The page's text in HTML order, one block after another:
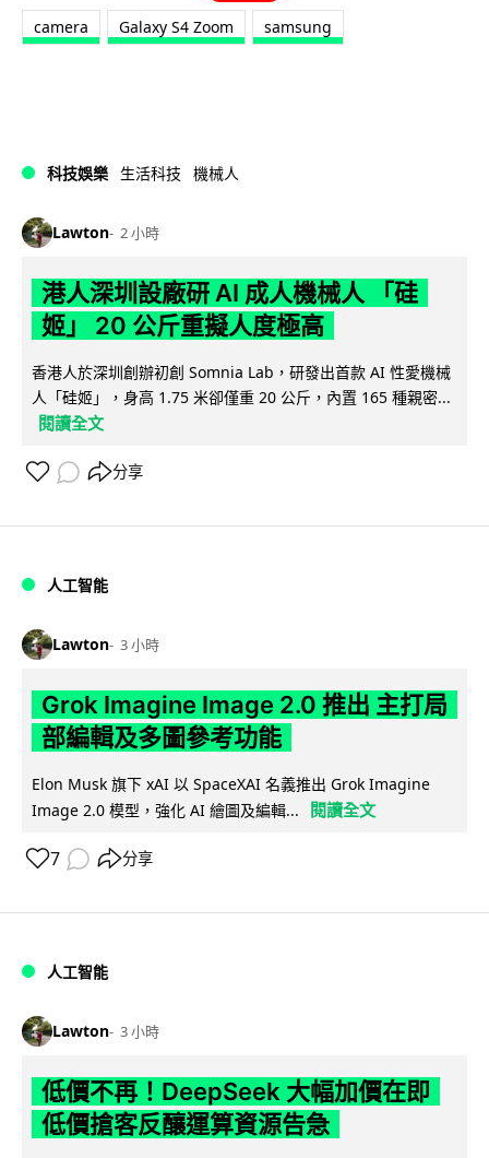
camera Galaxy S4 Zoom samsung
科技娛樂 生活科技 機械人
Lawton 2 小時
港人深圳設廠研 AI 成人機械人 「硅
姬」 20 公斤重擬人度極高
香港人於深圳創辦初創 Somnia Lab，研發出首款 AI 性愛機械
人「硅姬」，身高 1.75 米卻僅重 20 公斤，內置 165 種親密...
閱讀全文
分享
人工智能
Lawton 3 小時
Grok Imagine Image 2.0 推出 主打局
部編輯及多圖參考功能
Elon Musk 旗下 xAI 以 SpaceXAI 名義推出 Grok Imagine
Image 2.0 模型，強化 AI 繪圖及編輯...
閱讀全文
7 分享
人工智能
Lawton 3 小時
低價不再！DeepSeek 大幅加價在即
低價搶客反釀運算資源告急